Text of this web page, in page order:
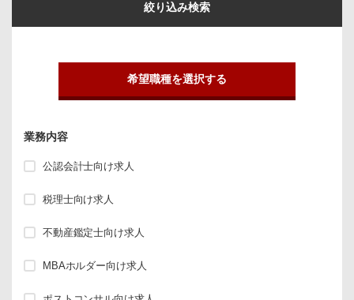
絞り込み検索
希望職種を選択する
業務内容
公認会計士向け求人
税理士向け求人
不動産鑑定士向け求人
MBAホルダー向け求人